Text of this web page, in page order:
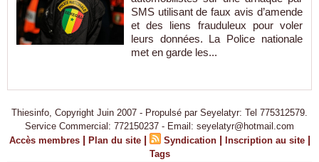
SMS utilisant de faux avis d’amende
et des liens frauduleux pour voler
leurs données. La Police nationale
met en garde les...
Thiesinfo, Copyright Juin 2007 - Propulsé par Seyelatyr: Tel 775312579.
Service Commercial: 772150237 - Email: seyelatyr@hotmail.com
Accès membres | Plan du site | Syndication | Inscription au site |
Tags